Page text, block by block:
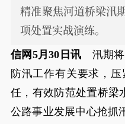
精准聚焦河道桥梁汛
项处置实战演练。
信网5月30日讯 汛期将
防汛工作有关要求，
任，有效防范处置桥梁
公路事业发展中心抢抓